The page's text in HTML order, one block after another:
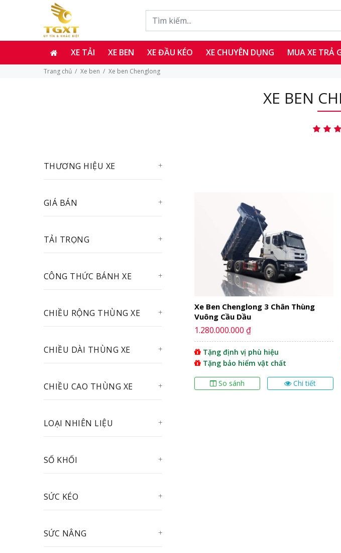
XE TẢI XE BEN XE ĐẦU KÉO XE CHUYÊN DỤNG MUA XE TRẢ
Trang chủ Xe ben Xe ben Chenglong
XE BEN
THƯƠNG HIỆU XE
GIÁ BÁN
TẢI TRỌNG
CÔNG THỨC BÁNH XE
CHIỀU RỘNG THÙNG XE
CHIỀU DÀI THÙNG XE
CHIỀU CAO THÙNG XE
LOẠI NHIÊN LIỆU
SỐ KHỐI
SỨC KÉO
SỨC NÂNG
Xe Ben Chenglong 3 Chân Thùng
Vuông Cầu Dầu
1.280.000.000 ₫
Tặng định vị phù hiệu
Tặng bảo hiểm vật chất
So sánh Chi tiết